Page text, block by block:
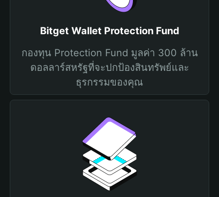
Bitget Wallet Protection Fund
กองทุน Protection Fund มูลค่า 300 ล้าน
ดอลลาร์สหรัฐที่จะปกป้องสินทรัพย์และ
ธุรกรรมของคุณ